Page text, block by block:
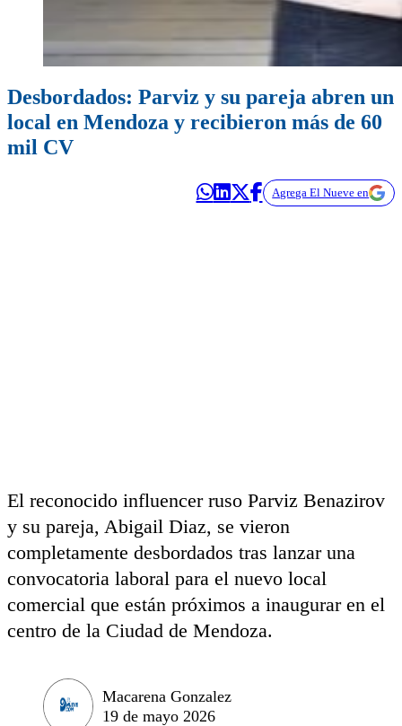
Desbordados: Parviz y su pareja abren un
local en Mendoza y recibieron más de 60
mil CV
Agrega El Nueve en
El reconocido influencer ruso Parviz Benazirov
y su pareja, Abigail Diaz, se vieron
completamente desbordados tras lanzar una
convocatoria laboral para el nuevo local
comercial que están próximos a inaugurar en el
centro de la Ciudad de Mendoza.
Macarena Gonzalez
19 de mayo 2026